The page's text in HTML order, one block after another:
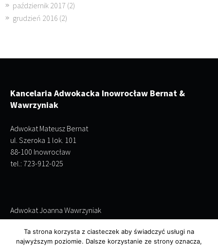
październik 2017 (2)
grudzień 2016 (2)
Kancelaria Adwokacka Inowrocław Bernat &
Wawrzyniak
Adwokat Mateusz Bernat
ul. Szeroka 1 lok. 101
88-100 Inowrocław
tel.: 723-912-025
Adwokat Joanna Wawrzyniak
ul. Szeroka 1 lok. 101
88-100 Inowrocław
Ta strona korzysta z ciasteczek aby świadczyć usługi na
najwyższym poziomie. Dalsze korzystanie ze strony oznacza,